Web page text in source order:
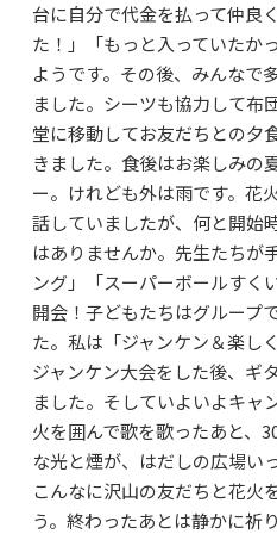
台に自分で代金を払って仲良
た！」「もっと入っていたか
ようです。その後、みんなで
ました。シーツも協力して布
堂に移動してお友だちとの夕
きました。食後はお楽しみの
ー。けれども外は雨です。花
話していましたが、何と開始
はありませんか。先生たちが
ング」「スーパーボールすく
開会！子どもたちはグループ
た。私は「ジャンケン＆楽し
ジャンケン大会をした後、ギ
ました。そしていよいよキャ
火を囲んで歌を歌ったあと、
な光と煙が、はだしの広場い
こんなに沢山の友だちと花火
う。終わったあとは静かに祈